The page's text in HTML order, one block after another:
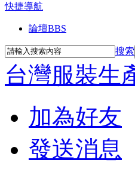
快捷導航
論壇BBS
搜索
台灣服裝生
加為好友
發送消息